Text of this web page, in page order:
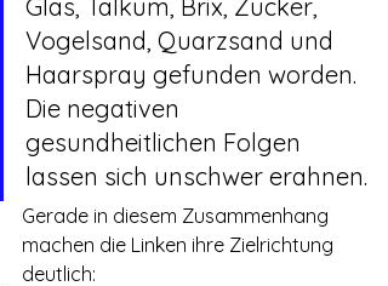
Glas, Talkum, Brix, Zucker,
Vogelsand, Quarzsand und
Haarspray gefunden worden.
Die negativen
gesundheitlichen Folgen
lassen sich unschwer erahnen.
Gerade in diesem Zusammenhang
machen die Linken ihre Zielrichtung
deutlich: